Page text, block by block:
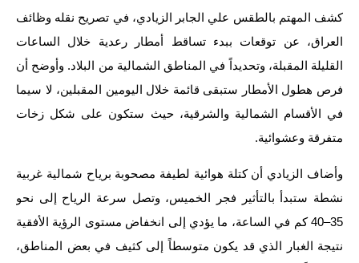
الاخبار الاقتصادية
الاخبار الرياضية
المدارس
نتائج الامتحانات
المرحلة الابتدائية
المرحلة المتوسطة
كشف المهتم بالطقس علي الجابر الزيادي، في تصريح نقله وظائف
العراق، عن توقعات ببدء تساقط أمطار رعدية خلال الساعات
القليلة المقبلة، وتحديداً في المناطق الشمالية من البلاد. وأوضح أن
فرص هطول الأمطار ستبقى قائمة خلال اليومين المقبلين، لا سيما
في الأقسام الشمالية والشرقية، حيث ستكون على شكل زخات
متفرقة وعشوائية.
وأضاف الزيادي أن كتلة هوائية لطيفة مصحوبة برياح شمالية غربية
نشطة ستبدأ بالتأثير فجر الخميس، وتصل سرعة الرياح إلى نحو
35–40 كم في الساعة، ما يؤدي إلى انخفاض مستوى الرؤية الأفقية
نتيجة الغبار الذي قد يكون متوسطاً إلى كثيف في بعض المناطق،